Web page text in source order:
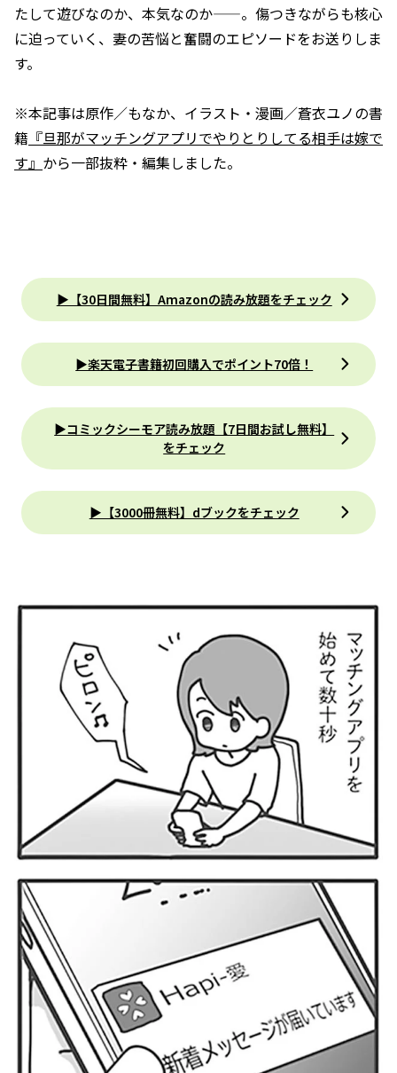
たして遊びなのか、本気なのか——。傷つきながらも核心
に迫っていく、妻の苦悩と奮闘のエピソードをお送りしま
す。
※本記事は原作／もなか、イラスト・漫画／蒼衣ユノの書
籍 『旦那がマッチングアプリでやりとりしてる相手は嫁で
す』 から一部抜粋・編集しました。
▶【30日間無料】Amazonの読み放題をチェック
▶楽天電子書籍初回購入でポイント70倍！
▶コミックシーモア読み放題【7日間お試し無料】
をチェック
▶【3000冊無料】dブックをチェック